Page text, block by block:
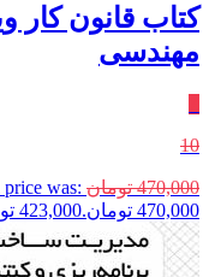
کتاب قانون کار
مهندسی
10
470,000 تومان was:
470,000 تومان.
423,000